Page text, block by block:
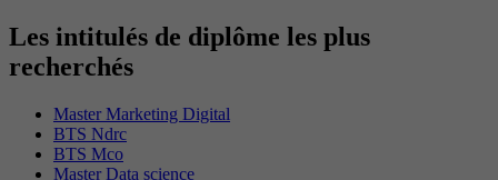
Les intitulés de diplôme les plus
recherchés
Master Marketing Digital
BTS Ndrc
BTS Mco
Master Data science